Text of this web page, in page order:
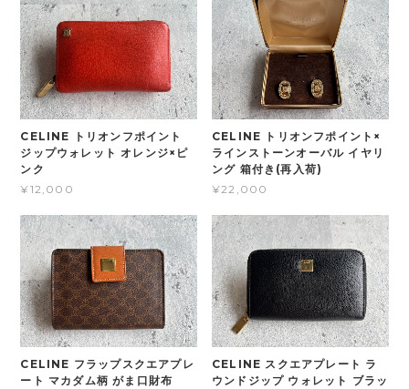
CELINE トリオンフポイント
ジップウォレット オレンジ×ピ
ンク
¥12,000
CELINE トリオンフポイント×
ラインストーンオーバル イヤリ
ング 箱付き(再入荷)
¥22,000
CELINE フラップスクエアプレ
ート マカダム柄 がま口財布
CELINE スクエアプレート ラ
ウンドジップ ウォレット ブラッ